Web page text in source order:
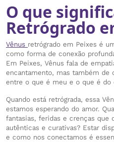
O que
Retrógrado
Vênus retrógrado em Peixes é
como forma de conexão
Em Peixes, Vênus fala de
encantamento, mas também
entre o que é meu e o que é do
Quando está retrógrada, essa
estamos esperando do amor.
fantasias, feridas e crenças que
autênticas e curativas? Estar
e como nos conectamos é